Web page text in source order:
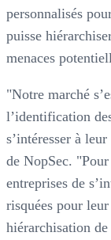
personnalisés
puisse
menaces
"Notre marché
l’identification
s’intéresser à
de NopSec.
entreprises de
risquées pour
hiérarchisation